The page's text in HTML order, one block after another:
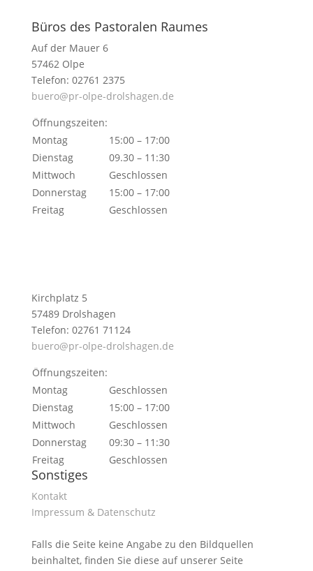
Büros des Pastoralen Raumes
Auf der Mauer 6
57462 Olpe
Telefon: 02761 2375
buero@pr-olpe-drolshagen.de
Öffnungszeiten:
Montag
15:00 – 17:00
Dienstag
09.30 – 11:30
Mittwoch
Geschlossen
Donnerstag
15:00 – 17:00
Freitag
Geschlossen
Kirchplatz 5
57489 Drolshagen
Telefon: 02761 71124
buero@pr-olpe-drolshagen.de
Öffnungszeiten:
Montag
Geschlossen
Dienstag
15:00 – 17:00
Mittwoch
Geschlossen
Donnerstag
09:30 – 11:30
Freitag
Geschlossen
Sonstiges
Kontakt
Impressum & Datenschutz
Falls die Seite keine Angabe zu den Bildquellen
beinhaltet, finden Sie diese auf unserer Seite